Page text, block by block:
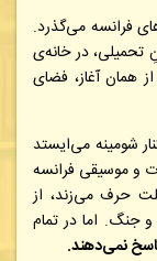
فرانسه می‌گذرد.
تحمیلی، در خانه‌ی
همان آغاز، فضای
شومینه می‌ایستد
و موسیقی فرانسه
حرف می‌زند، از
جنگ. اما در تمام
نمی‌دهند.